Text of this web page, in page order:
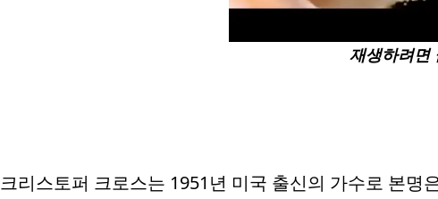
재생하려면
크리스토퍼 크로스는 1951년 미국 출신의 가수로 본